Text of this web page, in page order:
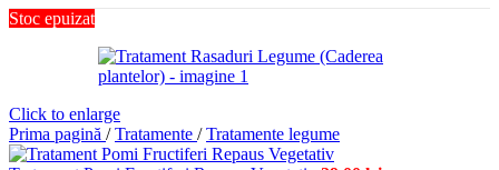
Stoc epuizat
Click to enlarge
Prima pagină / Tratamente / Tratamente legume